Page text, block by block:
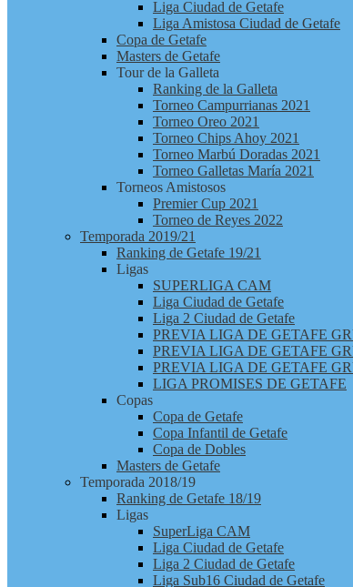
Liga Ciudad de Getafe
Liga Amistosa Ciudad de Getafe
Copa de Getafe
Masters de Getafe
Tour de la Galleta
Ranking de la Galleta
Torneo Campurrianas 2021
Torneo Oreo 2021
Torneo Chips Ahoy 2021
Torneo Marbú Doradas 2021
Torneo Galletas María 2021
Torneos Amistosos
Premier Cup 2021
Torneo de Reyes 2022
Temporada 2019/21
Ranking de Getafe 19/21
Ligas
SUPERLIGA CAM
Liga Ciudad de Getafe
Liga 2 Ciudad de Getafe
PREVIA LIGA DE GETAFE
PREVIA LIGA DE GETAFE
PREVIA LIGA DE GETAFE
LIGA PROMISES DE GETAFE
Copas
Copa de Getafe
Copa Infantil de Getafe
Copa de Dobles
Masters de Getafe
Temporada 2018/19
Ranking de Getafe 18/19
Ligas
SuperLiga CAM
Liga Ciudad de Getafe
Liga 2 Ciudad de Getafe
Liga Sub16 Ciudad de Getafe